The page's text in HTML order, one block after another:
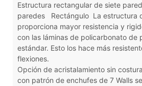
Estructura rectangular de siete
paredes
Rectángulo La estructura
proporciona mayor resistencia y
con las láminas de policarbonato de
estándar. Esto los hace más
flexiones.
Opción de acristalamiento sin
con patrón de enchufes de 7 Walls